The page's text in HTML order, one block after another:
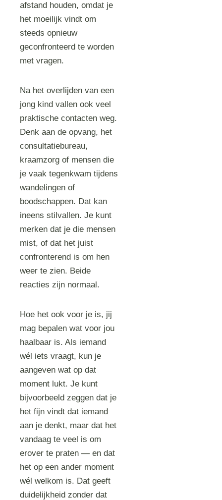
afstand houden, omdat je
het moeilijk vindt om
steeds opnieuw
geconfronteerd te worden
met vragen.
Na het overlijden van een
jong kind vallen ook veel
praktische contacten weg.
Denk aan de opvang, het
consultatiebureau,
kraamzorg of mensen die
je vaak tegenkwam tijdens
wandelingen of
boodschappen. Dat kan
ineens stilvallen. Je kunt
merken dat je die mensen
mist, of dat het juist
confronterend is om hen
weer te zien. Beide
reacties zijn normaal.
Hoe het ook voor je is, jij
mag bepalen wat voor jou
haalbaar is. Als iemand
wél iets vraagt, kun je
aangeven wat op dat
moment lukt. Je kunt
bijvoorbeeld zeggen dat je
het fijn vindt dat iemand
aan je denkt, maar dat het
vandaag te veel is om
erover te praten — en dat
het op een ander moment
wél welkom is. Dat geeft
duidelijkheid zonder dat